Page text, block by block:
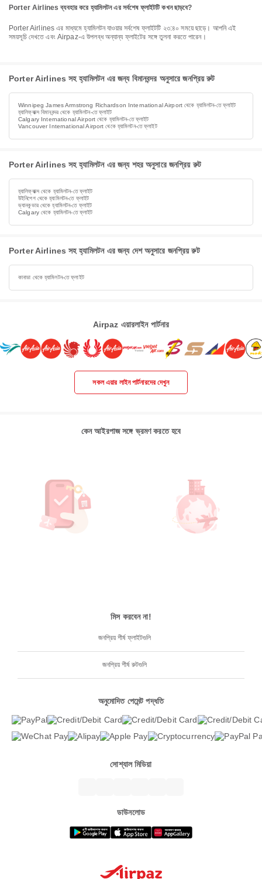
Porter Airlines ব্যবহার করে হ্যামিলটন এর সর্বশেষ ফ্লাইটটি কখন ছাড়বে?
Porter Airlines এর মাধ্যমে হ্যামিলটন যাওয়ার সর্বশেষ ফ্লাইটটি ২৩:৪০ সময়ে ছাড়ে। আপনি এই
সময়সূচি দেখতে এবং Airpaz-এ উপলব্ধ অন্যান্য ফ্লাইটের সঙ্গে তুলনা করতে পারেন।
Porter Airlines সহ হ্যামিলটন এর জন্য বিমানবন্দর অনুসারে জনপ্রিয় রুট
Winnipeg James Armstrong Richardson International Airport থেকে হ্যামিলটন-তে ফ্লাইট
হ্যালিফ্যাক্স বিমানবন্দর থেকে হ্যামিলটন-তে ফ্লাইট
Calgary International Airport থেকে হ্যামিলটন-তে ফ্লাইট
Vancouver International Airport থেকে হ্যামিলটন-তে ফ্লাইট
Porter Airlines সহ হ্যামিলটন এর জন্য শহর অনুসারে জনপ্রিয় রুট
হ্যালিফ্যাক্স থেকে হ্যামিলটন-তে ফ্লাইট
উইনিপেগ থেকে হ্যামিলটন-তে ফ্লাইট
ভ্যানকুভার থেকে হ্যামিলটন-তে ফ্লাইট
Calgary থেকে হ্যামিলটন-তে ফ্লাইট
Porter Airlines সহ হ্যামিলটন এর জন্য দেশ অনুসারে জনপ্রিয় রুট
কানাডা থেকে হ্যামিলটন-তে ফ্লাইট
Airpaz এয়ারলাইন পার্টনার
সকল এয়ার লাইন পার্টনারদের দেখুন
কেন আইরপাজ সঙ্গে ভ্রমণ করতে হবে
মিস করবেন না!
জনপ্রিয় শীর্ষ ফ্লাইটগুলি
জনপ্রিয় শীর্ষ রুটগুলি
অনুমোদিত পেমেন্ট পদ্ধতি
সোশ্যাল মিডিয়া
ডাউনলোড